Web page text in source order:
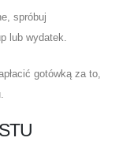
spróbuj
lub wydatek.
gotówką za to,